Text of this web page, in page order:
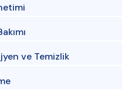
ve Temizlik